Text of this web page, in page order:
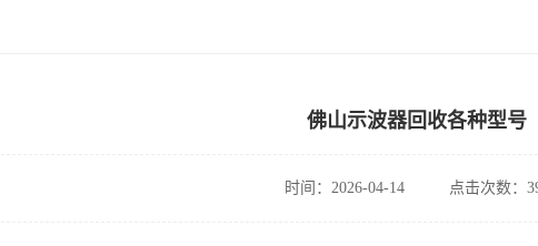
佛山示波器回收各种型号
时间：2026-04-14 点击次数：